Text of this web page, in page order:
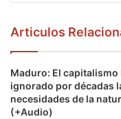
Articulos
Maduro: El capitalismo
ignorado por décadas
necesidades de la
(+Audio)